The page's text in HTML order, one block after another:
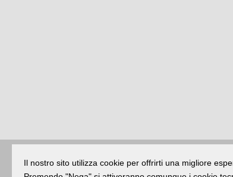
Buongiorno Riminié una
Il nostro sito utilizza cookie per offrirti una migliore